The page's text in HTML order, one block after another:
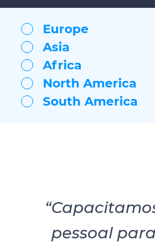
Europe
Asia
Africa
North America
South America
pessoal